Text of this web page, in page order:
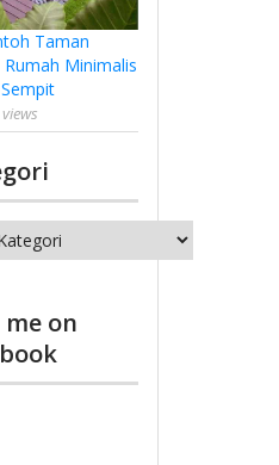
Taman
Rumah Minimalis
me on